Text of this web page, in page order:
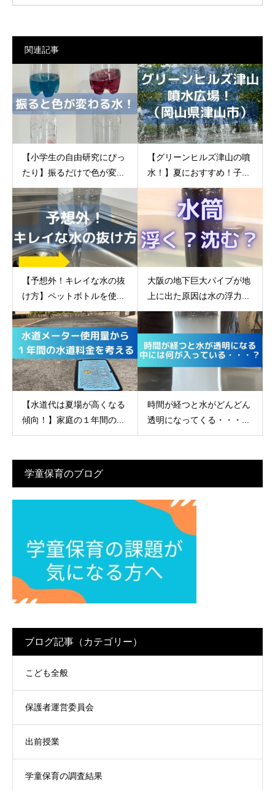
関連記事
【小学生の自由研究にぴっ
たり】振るだけで色が変...
【グリーンヒルズ津山の噴
水！】夏におすすめ！子...
【予想外！キレイな水の抜
け方】ペットボトルを使...
大阪の地下巨大パイプが地
上に出た原因は水の浮力...
【水道代は夏場が高くなる
傾向！】家庭の１年間の...
時間が経つと水がどんどん
透明になってくる・・・...
学童保育のブログ
ブログ記事（カテゴリー）
こども全般
保護者運営委員会
出前授業
学童保育の調査結果